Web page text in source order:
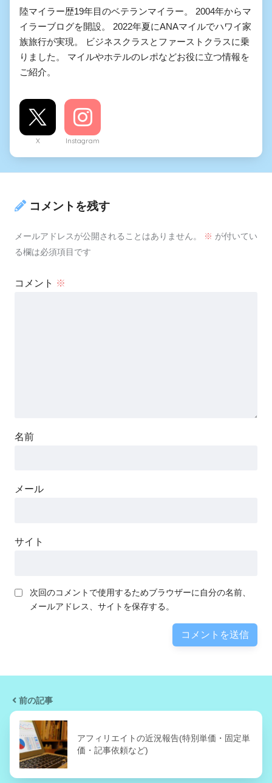
陸マイラー歴19年目のベテランマイラー。 2004年からマ
イラーブログを開設。 2022年夏にANAマイルでハワイ家
族旅行が実現。 ビジネスクラスとファーストクラスに乗
りました。 マイルやホテルのレポなどお役に立つ情報を
ご紹介。
X Instagram
コメントを残す
メールアドレスが公開されることはありません。 ※ が付いてい
る欄は必須項目です
コメント ※
名前
メール
サイト
次回のコメントで使用するためブラウザーに自分の名前、
メールアドレス、サイトを保存する。
前の記事
アフィリエイトの近況報告(特別単価・固定単
価・記事依頼など)